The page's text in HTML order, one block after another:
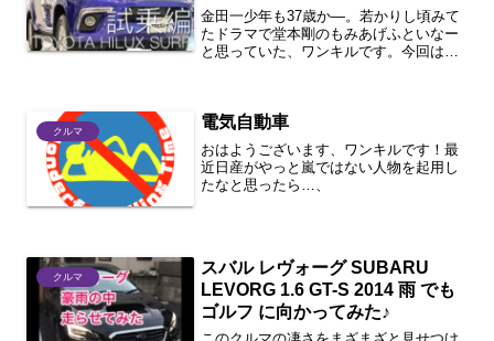
金田一少年も37歳か―。若かりし頃みて
たドラマで堂本剛のもみあげふといなー
と思っていた、ワンキルです。今回はト
ニング付き。あぁーくっ...
クルマ 電気自動車
おはようございます、ワンキルです！最
近日産がやっと嵐ではない人物を起用し
たなと思ったら…、
クルマ
スバル レヴォーグ SUBARU
LEVORG 1.6 GT-S 2014 雨 でも
ゴルフ に向かってみた♪